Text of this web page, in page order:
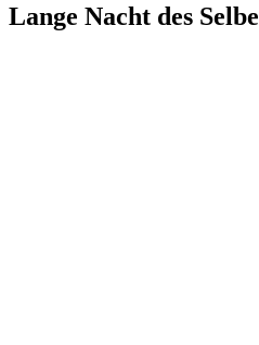
Lange Nacht des